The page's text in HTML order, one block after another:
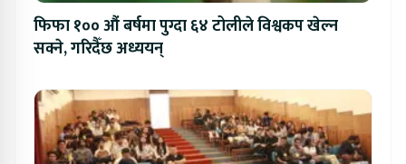
फिफा १०० औं बर्षमा पुग्दा ६४ टोलीले विश्वकप खेल्न
सक्ने, गरिदैँछ अध्ययन्